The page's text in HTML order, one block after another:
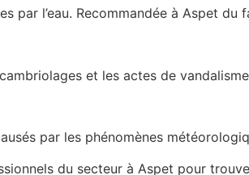
par l’eau. Recommandée à Aspet
et les actes de
par les phénomènes
du secteur à Aspet pour